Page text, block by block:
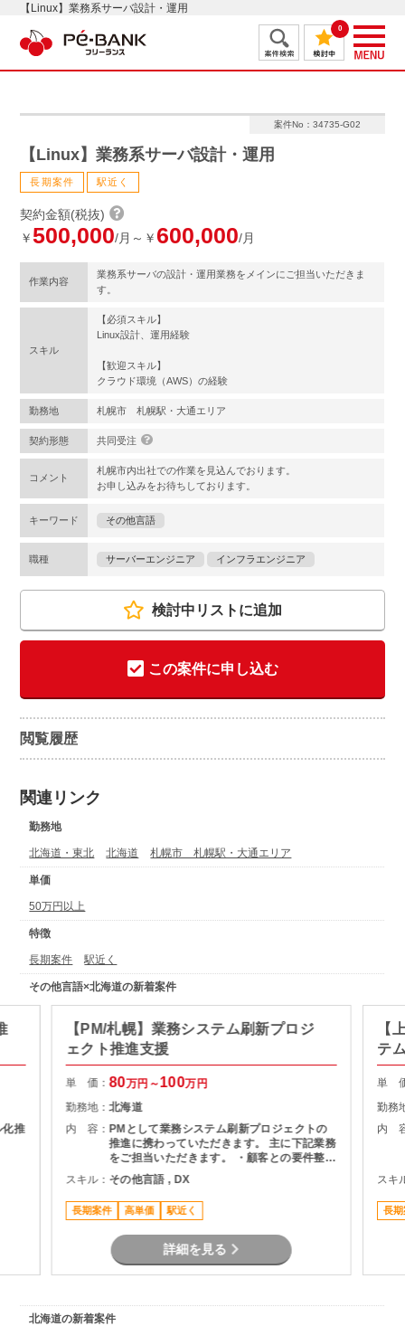
【Linux】業務系サーバ設計・運用
0
案件No：34735-G02
【Linux】業務系サーバ設計・運用
長期案件 駅近く
契約金額(税抜)
￥500,000/月～￥ 600,000/月
作業内容
業務系サーバの設計・運用業務をメインにご担当いただきま
す。
スキル
【必須スキル】
Linux設計、運用経験
【歓迎スキル】
クラウド環境（AWS）の経験
勤務地 札幌市 札幌駅・大通エリア
契約形態 共同受注
コメント
札幌市内出社での作業を見込んでおります。
お申し込みをお待ちしております。
キーワード その他言語
職種 サーバーエンジニア インフラエンジニア
検討中リストに追加
この案件に申し込む
閲覧履歴
関連リンク
勤務地
北海道・東北 北海道 札幌市 札幌駅・大通エリア
単価
50万円以上
特徴
長期案件 駅近く
その他言語×北海道の新着案件
推
【PM/札幌】業務システム刷新プロジ
ェクト推進支援
単 価：80万円～100万円
勤務地：北海道
内 容： PMとして業務システム刷新プロジェクトの
推進に携わっていただきます。 主に下記業務
をご担当いただきます。 ・顧客との要件整
理・課題整理 ・プロジェクト計画の策定およ
び進捗管理 ・開発チームとの調整およびマネ
ジメント ・品質、課題、リスク管理 ・関係
者向け資料作成および各種報告 ・要件定義か
スキル： その他言語 , DX
長期案件 高単価 駅近く
詳細を見る
【
テ
単
勤務
内
スキ
長期
北海道の新着案件